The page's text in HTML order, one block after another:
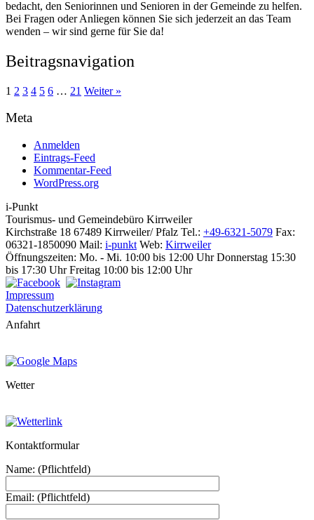
bedacht, den Seniorinnen und Senioren in der Gemeinde zu helfen.
Bei Fragen oder Anliegen können Sie sich jederzeit an das Team
wenden – wir sind gerne für Sie da!
Beitragsnavigation
1 2 3 4 5 6 … 21 Weiter »
Meta
Anmelden
Eintrags-Feed
Kommentar-Feed
WordPress.org
i-Punkt
Tourismus- und Gemeindebüro Kirrweiler
Kirchstraße 18 67489 Kirrweiler/ Pfalz Tel.: +49-6321-5079 Fax:
06321-1850090 Mail: i-punkt Web: Kirrweiler
Öffnungszeiten: Mo. - Mi. 10:00 bis 12:00 Uhr Donnerstag 15:30
bis 17:30 Uhr Freitag 10:00 bis 12:00 Uhr
Impressum
Datenschutzerklärung
Anfahrt
Wetter
Kontaktformular
Name: (Pflichtfeld)
Email: (Pflichtfeld)